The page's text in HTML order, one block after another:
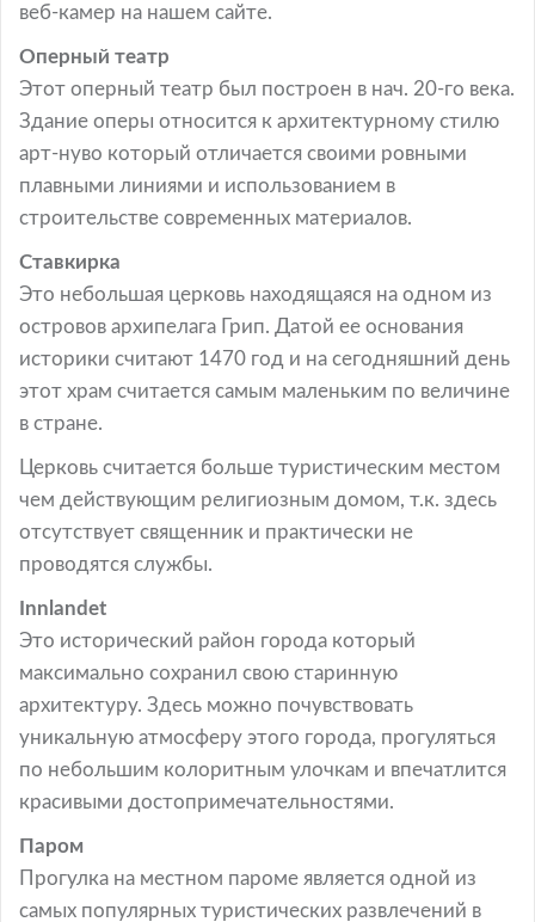
веб-камер на нашем сайте.
Оперный театр
Этот оперный театр был построен в нач. 20-го века.
Здание оперы относится к архитектурному стилю
арт-нуво который отличается своими ровными
плавными линиями и использованием в
строительстве современных материалов.
Ставкирка
Это небольшая церковь находящаяся на одном из
островов архипелага Грип. Датой ее основания
историки считают 1470 год и на сегодняшний день
этот храм считается самым маленьким по величине
в стране.
Церковь считается больше туристическим местом
чем действующим религиозным домом, т.к. здесь
отсутствует священник и практически не
проводятся службы.
Innlandet
Это исторический район города который
максимально сохранил свою старинную
архитектуру. Здесь можно почувствовать
уникальную атмосферу этого города, прогуляться
по небольшим колоритным улочкам и впечатлится
красивыми достопримечательностями.
Паром
Прогулка на местном пароме является одной из
самых популярных туристических развлечений в